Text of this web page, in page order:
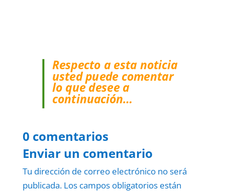
Respecto a esta noticia
usted puede comentar
lo que desee a
continuación…
0 comentarios
Enviar un comentario
Tu dirección de correo electrónico no será
publicada. Los campos obligatorios están